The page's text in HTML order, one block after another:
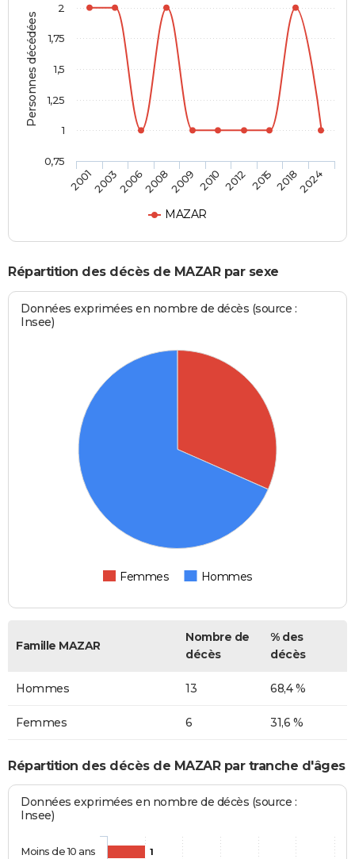
Personnes décédées
MAZAR
20012003200620082009 2010 2012 2015 20182024
0,75
1
1,25
1,5
1,75
2
Répartition des décès de MAZAR par sexe
Données exprimées en nombre de décès (source :
Insee)
Femmes Hommes
Famille MAZAR
Nombre de
décès
% des
décès
Hommes 13 68,4 %
Femmes 6 31,6 %
Répartition des décès de MAZAR par tranche d'âges
Données exprimées en nombre de décès (source :
Insee)
1
Moins de 10 ans